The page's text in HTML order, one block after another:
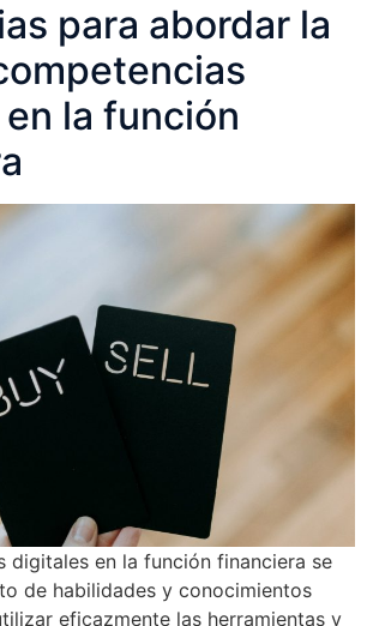
para abordar la
la función
digitales en la función financiera se
de habilidades y conocimientos
eficazmente las herramientas y